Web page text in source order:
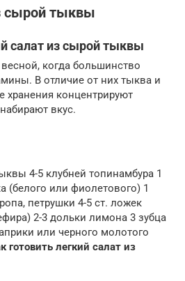
сырой тыквы
салат из сырой тыквы
когда большинство
В отличие от них тыква и
хранения концентрируют
вкус.
4-5 клубней топинамбура 1
(белого или фиолетового) 1
петрушки 4-5 ст. ложек
2-3 дольки лимона 3 зубца
или черного молотого
готовить легкий салат из